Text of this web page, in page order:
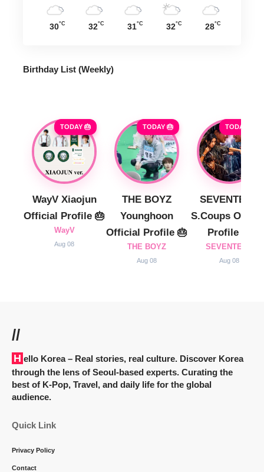
30°C 32°C 31°C 32°C 28°C
Birthday List (Weekly)
TODAY 🎂
WayV Xiaojun
Official Profile 🎂
WayV
Aug 08
TODAY 🎂
THE BOYZ
Younghoon
Official Profile 🎂
THE BOYZ
Aug 08
TODAY 🎂
SEVENTEEN
S.Coups
Profile 🎂
SEVENTEEN
Aug 08
//
Hello Korea– Real stories, real culture. Discover Korea
through the lens of Seoul-based experts. Curating the
best of K-Pop, Travel, and daily life for the global
audience.
Quick Link
Privacy Policy
Contact